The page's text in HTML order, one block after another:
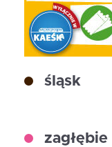
śląsk
zagłębie